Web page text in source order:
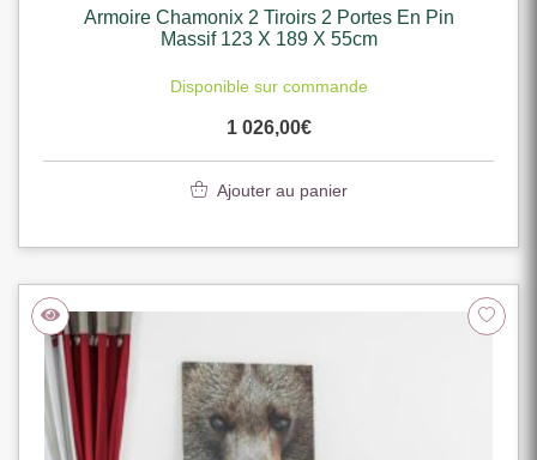
Armoire Chamonix 2 Tiroirs 2 Portes En Pin
Massif 123 X 189 X 55cm
Disponible sur commande
1 026,00€
Ajouter au panier